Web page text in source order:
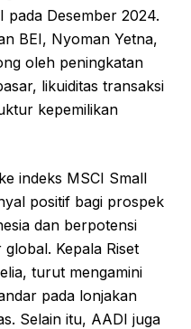
pada Desember 2024.
BEI, Nyoman Yetna,
oleh peningkatan
likuiditas transaksi
kepemilikan
indeks MSCI Small
positif bagi prospek
dan berpotensi
Kepala Riset
turut mengamini
pada lonjakan
Selain itu, AADI juga